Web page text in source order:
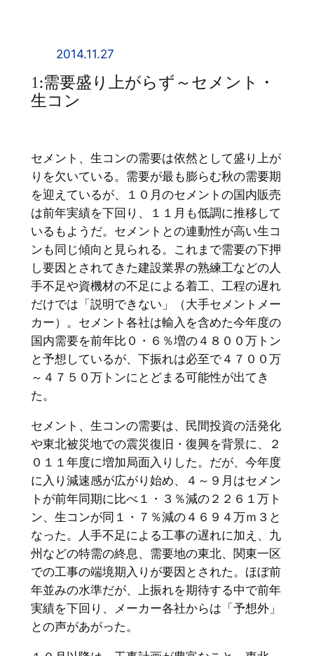
2014.11.27
1:需要盛り上がらず～セメント・
生コン
セメント、生コンの需要は依然として盛り上が
りを欠いている。需要が最も膨らむ秋の需要期
を迎えているが、１０月のセメントの国内販売
は前年実績を下回り、１１月も低調に推移して
いるもようだ。セメントとの連動性が高い生コ
ンも同じ傾向と見られる。これまで需要の下押
し要因とされてきた建設業界の熟練工などの人
手不足や資機材の不足による着工、工程の遅れ
だけでは「説明できない」（大手セメントメー
カー）。セメント各社は輸入を含めた今年度の
国内需要を前年比０・６％増の４８００万トン
と予想しているが、下振れは必至で４７００万
～４７５０万トンにとどまる可能性が出てき
た。
セメント、生コンの需要は、民間投資の活発化
や東北被災地での震災復旧・復興を背景に、２
０１１年度に増加局面入りした。だが、今年度
に入り減速感が広がり始め、４～９月はセメン
トが前年同期に比べ１・３％減の２２６１万ト
ン、生コンが同１・７％減の４６９４万ｍ３と
なった。人手不足による工事の遅れに加え、九
州などの特需の終息、需要地の東北、関東一区
での工事の端境期入りが要因とされた。ほぼ前
年並みの水準だが、上振れを期待する中で前年
実績を下回り、メーカー各社からは「予想外」
との声があがった。